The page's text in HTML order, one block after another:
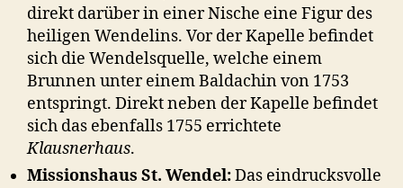
direkt darüber in einer Nische eine Figur des
heiligen Wendelins. Vor der Kapelle befindet
sich die Wendelsquelle, welche einem
Brunnen unter einem Baldachin von 1753
entspringt. Direkt neben der Kapelle befindet
sich das ebenfalls 1755 errichtete
Klausnerhaus.
Missionshaus St. Wendel:Das eindrucksvolle